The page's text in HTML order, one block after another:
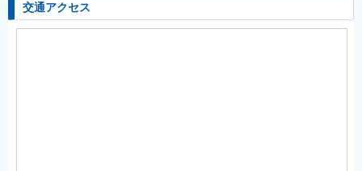
交通アクセス